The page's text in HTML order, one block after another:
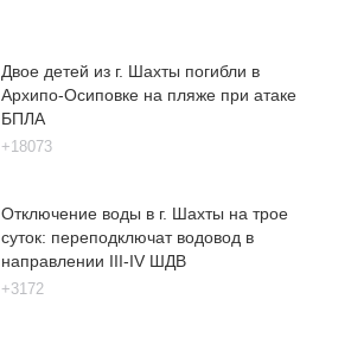
Двое детей из г. Шахты погибли в
Архипо-Осиповке на пляже при атаке
БПЛА
+18073
Отключение воды в г. Шахты на трое
суток: переподключат водовод в
направлении III-IV ШДВ
+3172